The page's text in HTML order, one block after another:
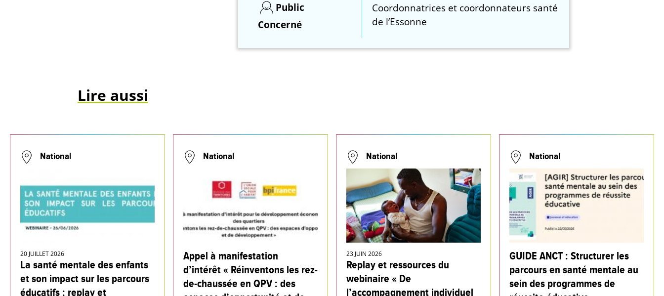
Public
Concerné
Coordonnatrices et coordonnateurs santé
de l’Essonne
Lire aussi
National
20 JUILLET 2026
La santé mentale des enfants
et son impact sur les parcours
éducatifs : replay et
National
Appel à manifestation
d’intérêt « Réinventons les rez-
de-chaussée en QPV : des
National
23 JUIN 2026
Replay et ressources du
webinaire « De
l’accompagnement individuel
National
GUIDE ANCT : Structurer les
parcours en santé mentale au
sein des programmes de